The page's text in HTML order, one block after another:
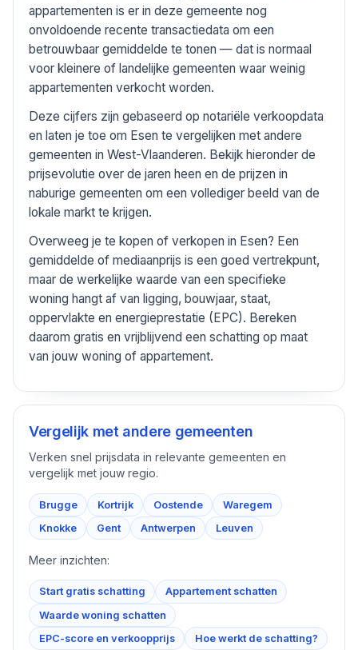
appartementen is er in deze gemeente nog
onvoldoende recente transactiedata om een
betrouwbaar gemiddelde te tonen — dat is normaal
voor kleinere of landelijke gemeenten waar weinig
appartementen verkocht worden.
Deze cijfers zijn gebaseerd op notariële verkoopdata
en laten je toe om Esen te vergelijken met andere
gemeenten in West-Vlaanderen. Bekijk hieronder de
prijsevolutie over de jaren heen en de prijzen in
naburige gemeenten om een vollediger beeld van de
lokale markt te krijgen.
Overweeg je te kopen of verkopen in Esen? Een
gemiddelde of mediaanprijs is een goed vertrekpunt,
maar de werkelijke waarde van een specifieke
woning hangt af van ligging, bouwjaar, staat,
oppervlakte en energieprestatie (EPC). Bereken
daarom gratis en vrijblijvend een schatting op maat
van jouw woning of appartement.
Vergelijk met andere gemeenten
Verken snel prijsdata in relevante gemeenten en
vergelijk met jouw regio.
Brugge Kortrijk Oostende
Waregem
Knokke
Gent Antwerpen Leuven
Meer inzichten:
Start gratis schatting
Appartement schatten
Waarde woning schatten
EPC-score en verkoopprijs
Hoe werkt de schatting?